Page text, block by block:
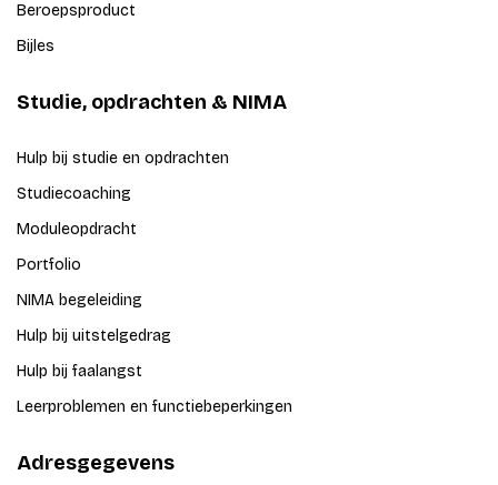
Beroepsproduct
Bijles
Studie, opdrachten & NIMA
Hulp bij studie en opdrachten
Studiecoaching
Moduleopdracht
Portfolio
NIMA begeleiding
Hulp bij uitstelgedrag
Hulp bij faalangst
Leerproblemen en functiebeperkingen
Adresgegevens